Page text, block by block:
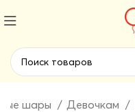
шары Девочкам